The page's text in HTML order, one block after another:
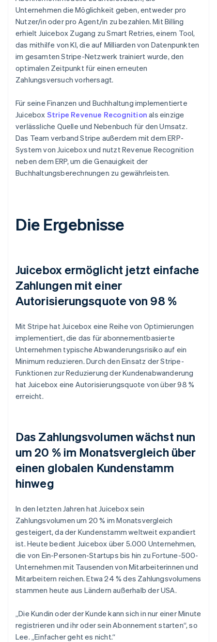
Unternehmen die Möglichkeit geben, entweder pro
Nutzer/in oder pro Agent/in zu bezahlen. Mit Billing
erhielt Juicebox Zugang zu Smart Retries, einem Tool,
das mithilfe von KI, die auf Milliarden von Datenpunkten
im gesamten Stripe-Netzwerk trainiert wurde, den
optimalen Zeitpunkt für einen erneuten
Zahlungsversuch vorhersagt.
Für seine Finanzen und Buchhaltung implementierte
Juicebox Stripe Revenue Recognition als einzige
verlässliche Quelle und Nebenbuch für den Umsatz.
Das Team verband Stripe außerdem mit dem ERP-
System von Juicebox und nutzt Revenue Recognition
neben dem ERP, um die Genauigkeit der
Buchhaltungsberechnungen zu gewährleisten.
Die Ergebnisse
Juicebox ermöglicht jetzt einfache
Zahlungen mit einer
Autorisierungsquote von 98 %
Mit Stripe hat Juicebox eine Reihe von Optimierungen
implementiert, die das für abonnementbasierte
Unternehmen typische Abwanderungsrisiko auf ein
Minimum reduzieren. Durch den Einsatz der Stripe-
Funktionen zur Reduzierung der Kundenabwanderung
hat Juicebox eine Autorisierungsquote von über 98 %
erreicht.
Das Zahlungsvolumen wächst nun
um 20 % im Monatsvergleich über
einen globalen Kundenstamm
hinweg
In den letzten Jahren hat Juicebox sein
Zahlungsvolumen um 20 % im Monatsvergleich
gesteigert, da der Kundenstamm weltweit expandiert
ist. Heute bedient Juicebox über 5.000 Unternehmen,
die von Ein-Personen-Startups bis hin zu Fortune-500-
Unternehmen mit Tausenden von Mitarbeiterinnen und
Mitarbeitern reichen. Etwa 24 % des Zahlungsvolumens
stammen heute aus Ländern außerhalb der USA.
„Die Kundin oder der Kunde kann sich in nur einer Minute
registrieren und ihr oder sein Abonnement starten“, so
Lee. „Einfacher geht es nicht.“